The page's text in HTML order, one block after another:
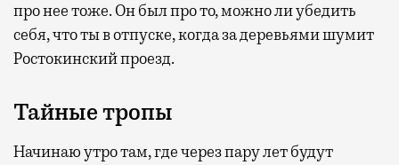
про нее тоже. Он был про то, можно ли убедить
себя, что ты в отпуске, когда за деревьями шумит
Ростокинский проезд.
Тайные тропы
Начинаю утро там, где через пару лет будут